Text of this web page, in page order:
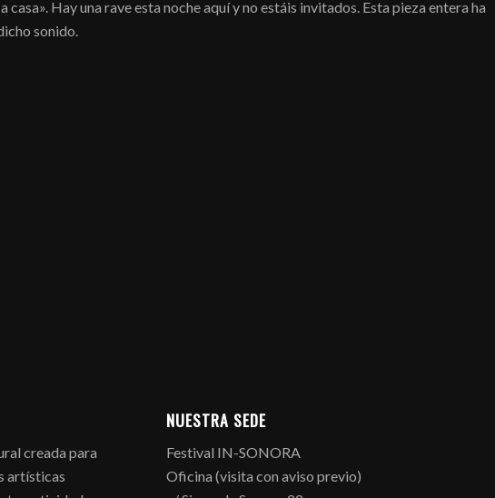
casa». Hay una rave esta noche aquí y no estáis invitados. Esta pieza entera ha
sonido.
creada para
artísticas
NUESTRA SEDE
Festival IN-SONORA
Oficina (visita con aviso previo)